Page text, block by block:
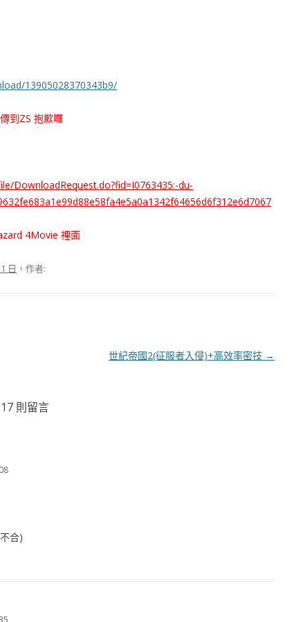
13905028370343b9/
到ZS 抱歉囉
DownloadRequest.do?fid=I0763435:-du-
4Movie 裡面
日 ，作者:
世紀帝國2(征服者入侵)+高效率密技 →
則留言
合)